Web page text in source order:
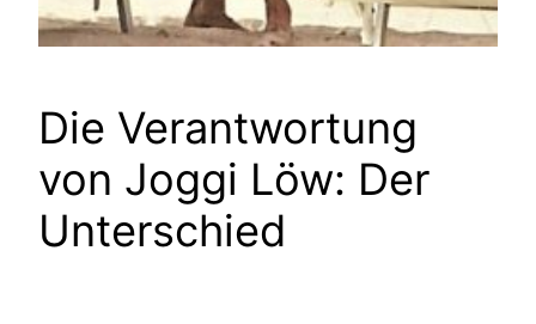
Die Verantwortung
von Joggi Löw: Der
Unterschied